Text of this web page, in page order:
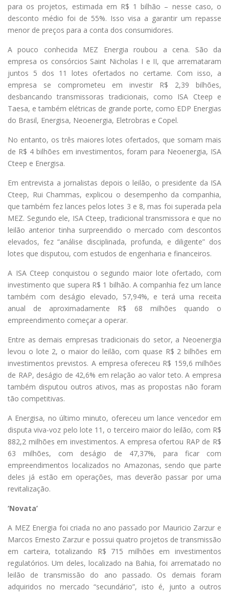
para os projetos, estimada em R$ 1 bilhão – nesse caso, o
desconto médio foi de 55%. Isso visa a garantir um repasse
menor de preços para a conta dos consumidores.
A pouco conhecida MEZ Energia roubou a cena. São da
empresa os consórcios Saint Nicholas I e II, que arremataram
juntos 5 dos 11 lotes ofertados no certame. Com isso, a
empresa se comprometeu em investir R$ 2,39 bilhões,
desbancando transmissoras tradicionais, como ISA Cteep e
Taesa, e também elétricas de grande porte, como EDP Energias
do Brasil, Energisa, Neoenergia, Eletrobras e Copel.
No entanto, os três maiores lotes ofertados, que somam mais
de R$ 4 bilhões em investimentos, foram para Neoenergia, ISA
Cteep e Energisa.
Em entrevista a jornalistas depois o leilão, o presidente da ISA
Cteep, Rui Chammas, explicou o desempenho da companhia,
que também fez lances pelos lotes 3 e 8, mas foi superada pela
MEZ. Segundo ele, ISA Cteep, tradicional transmissora e que no
leilão anterior tinha surpreendido o mercado com descontos
elevados, fez “análise disciplinada, profunda, e diligente” dos
lotes que disputou, com estudos de engenharia e financeiros.
A ISA Cteep conquistou o segundo maior lote ofertado, com
investimento que supera R$ 1 bilhão. A companhia fez um lance
também com deságio elevado, 57,94%, e terá uma receita
anual de aproximadamente R$ 68 milhões quando o
empreendimento começar a operar.
Entre as demais empresas tradicionais do setor, a Neoenergia
levou o lote 2, o maior do leilão, com quase R$ 2 bilhões em
investimentos previstos. A empresa ofereceu R$ 159,6 milhões
de RAP, deságio de 42,6% em relação ao valor teto. A empresa
também disputou outros ativos, mas as propostas não foram
tão competitivas.
A Energisa, no último minuto, ofereceu um lance vencedor em
disputa viva-voz pelo lote 11, o terceiro maior do leilão, com R$
882,2 milhões em investimentos. A empresa ofertou RAP de R$
63 milhões, com deságio de 47,37%, para ficar com
empreendimentos localizados no Amazonas, sendo que parte
deles já estão em operações, mas deverão passar por uma
revitalização.
‘Novata’
A MEZ Energia foi criada no ano passado por Mauricio Zarzur e
Marcos Ernesto Zarzur e possui quatro projetos de transmissão
em carteira, totalizando R$ 715 milhões em investimentos
regulatórios. Um deles, localizado na Bahia, foi arrematado no
leilão de transmissão do ano passado. Os demais foram
adquiridos no mercado “secundário”, isto é, junto a outros